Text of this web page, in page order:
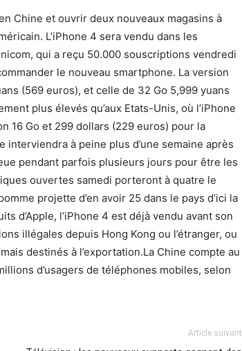
Chine et ouvrir deux nouveaux magasins à
L’iPhone 4 sera vendu dans les
qui a reçu 50.000 souscriptions vendredi
le nouveau smartphone. La version
(569 euros), et celle de 32 Go 5,999 yuans
plus élevés qu’aux Etats-Unis, où l’iPhone
16 Go et 299 dollars (229 euros) pour la
interviendra à peine plus d’une semaine après
pendant parfois plusieurs jours pour être les
ouvertes samedi porteront à quatre le
projette d’en avoir 25 dans le pays d’ici la
d’Apple, l’iPhone 4 est déjà vendu avant son
illégales depuis Hong Kong ou l’étranger, ou
destinés à l’exportation.La Chine compte au
d’usagers de téléphones mobiles, selon
Article suivant